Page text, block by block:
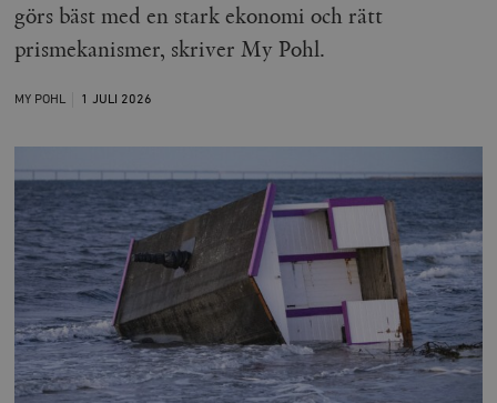
görs bäst med en stark ekonomi och rätt
prismekanismer, skriver My Pohl.
MY POHL 1 JULI 2026